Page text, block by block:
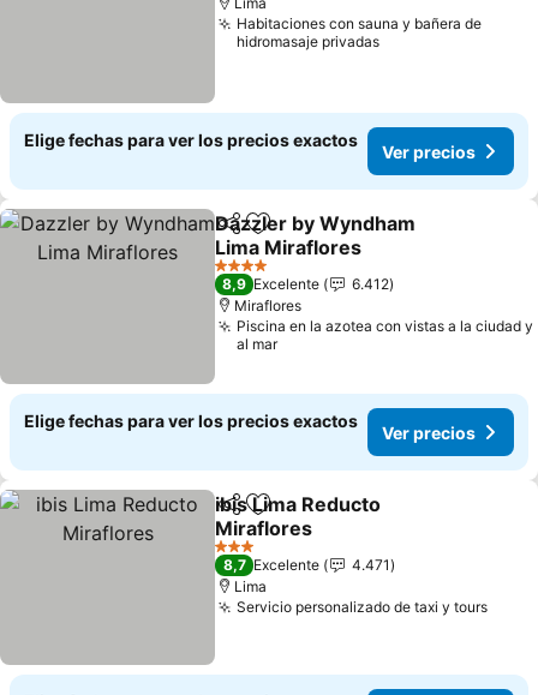
Habitaciones con sauna y bañera de
hidromasaje privadas
Elige fechas para ver los precios exactos
Ver precios
CompartirAgregar a favoritos
Dazzler by Wyndham
Lima Miraflores
Ver precios
4 Estrellas
8,9 Excelente
6.412
Miraflores
Piscina en la azotea con vistas a la ciudad y
al mar
Elige fechas para ver los precios exactos
Ver precios
CompartirAgregar a favoritos
ibis Lima Reducto
Miraflores
Ver precios
3 Estrellas
8,7 Excelente
4.471
Lima
Servicio personalizado de taxi y toursVer